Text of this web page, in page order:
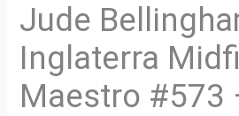
Jude
Inglaterra
Maestro #573